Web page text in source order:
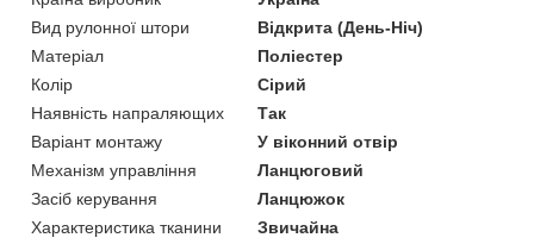
Вид рулонної штори
Відкрита (День-Ніч)
Матеріал
Поліестер
Колір
Сірий
Наявність напраляющих
Так
Варіант монтажу
У віконний отвір
Механізм управління
Ланцюговий
Засіб керування
Ланцюжок
Характеристика тканини
Звичайна